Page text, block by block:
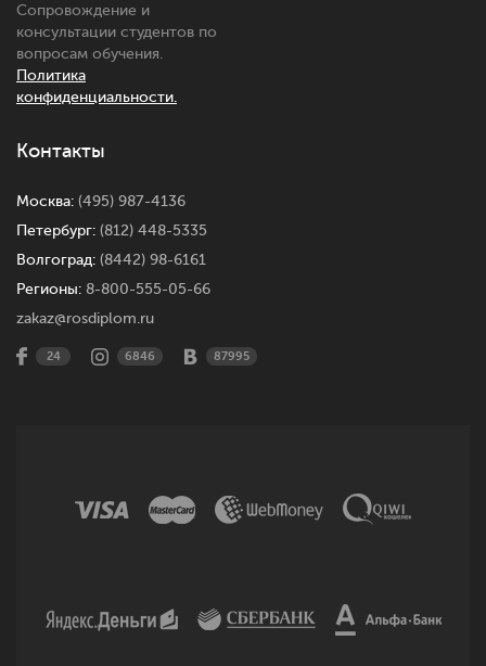
Сопровождение и
консультации студентов по
вопросам обучения.
Политика
конфиденциальности.
Контакты
Москва: (495) 987-4136
Петербург: (812) 448-5335
Волгоград: (8442) 98-6161
Регионы: 8-800-555-05-66
zakaz@rosdiplom.ru
24 6846 87995